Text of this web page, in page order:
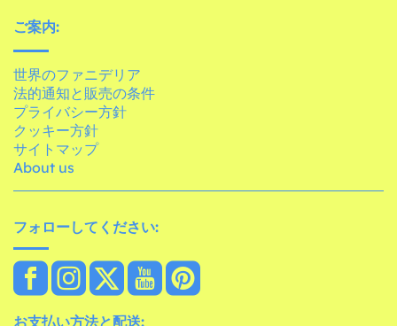
ご案内:
世界のファニデリア
法的通知と販売の条件
プライバシー方針
クッキー方針
サイトマップ
About us
フォローしてください:
お支払い方法と配送: